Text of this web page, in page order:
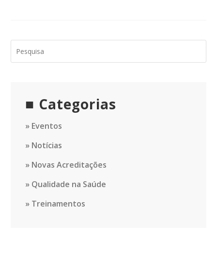
Categorias
Eventos
Notícias
Novas Acreditações
Qualidade na Saúde
Treinamentos